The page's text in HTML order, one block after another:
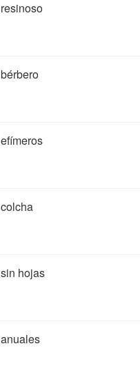
resinoso
bérbero
efímeros
colcha
sin hojas
anuales